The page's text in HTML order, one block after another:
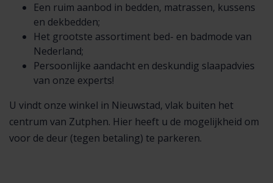
Een ruim aanbod in bedden, matrassen, kussens
en dekbedden;
Het grootste assortiment bed- en badmode van
Nederland;
Persoonlijke aandacht en deskundig slaapadvies
van onze experts!
U vindt onze winkel in Nieuwstad, vlak buiten het
centrum van Zutphen. Hier heeft u de mogelijkheid om
voor de deur (tegen betaling) te parkeren.